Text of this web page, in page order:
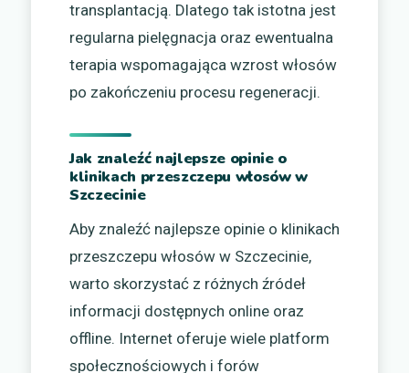
transplantacją. Dlatego tak istotna jest
regularna pielęgnacja oraz ewentualna
terapia wspomagająca wzrost włosów
po zakończeniu procesu regeneracji.
Jak znaleźć najlepsze opinie o
klinikach przeszczepu włosów w
Szczecinie
Aby znaleźć najlepsze opinie o klinikach
przeszczepu włosów w Szczecinie,
warto skorzystać z różnych źródeł
informacji dostępnych online oraz
offline. Internet oferuje wiele platform
społecznościowych i forów